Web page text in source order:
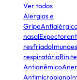
Ver todos
Alergias e
Gripe
nasal
resfriado
respiratóriaRinite
Antianêmico
Antimicrobiano